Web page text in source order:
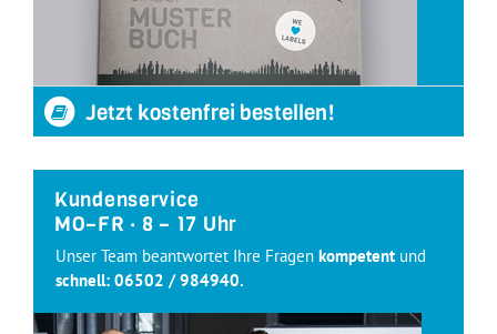
Jetzt kostenfrei bestellen!
Kundenservice
MO–FR · 8 – 17 Uhr
Unser Team beantwortet Ihre Fragen kompetent und
schnell: 06502 / 984940.